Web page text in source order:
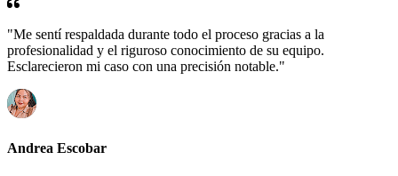
"Me sentí respaldada durante todo el proceso gracias a la
profesionalidad y el riguroso conocimiento de su equipo.
Esclarecieron mi caso con una precisión notable."
Andrea Escobar